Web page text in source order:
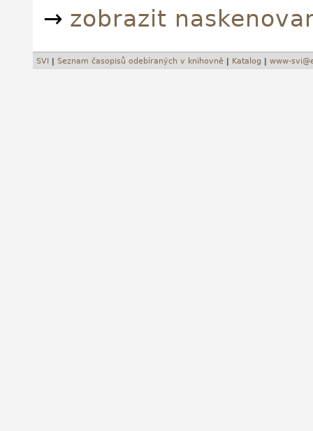
→ zobrazit
SVI| Seznam časopisů odebíraných v knihovně| Katalog | www-